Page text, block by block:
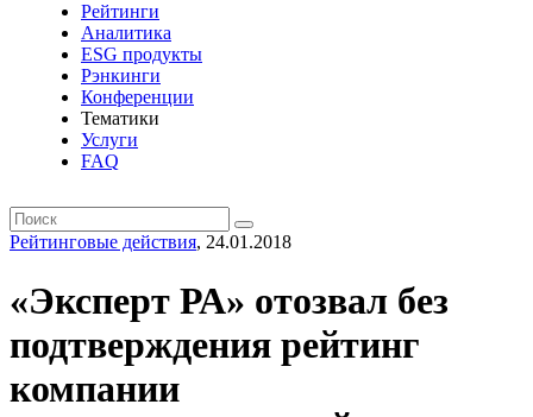
Рейтинги
Аналитика
ESG продукты
Рэнкинги
Конференции
Тематики
Услуги
FAQ
Рейтинговые действия, 24.01.2018
«Эксперт РА» отозвал без
подтверждения рейтинг
компании